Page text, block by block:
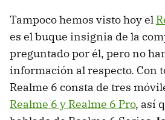
Tampoco hemos visto hoy el
es el buque insignia de la
preguntado por él, pero no
información al respecto. Con
Realme 6 consta de tres
Realme 6 y Realme 6 Pro, así